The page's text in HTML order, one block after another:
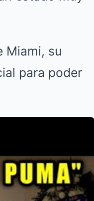
Miami, su
para poder